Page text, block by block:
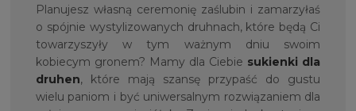
Planujesz własną ceremonię zaślubin i zamarzyłaś
o spójnie wystylizowanych druhnach, które będą Ci
towarzyszyły w tym ważnym dniu swoim
kobiecym gronem? Mamy dla Ciebie sukienki dla
druhen, które mają szansę przypaść do gustu
wielu paniom i być uniwersalnym rozwiązaniem dla